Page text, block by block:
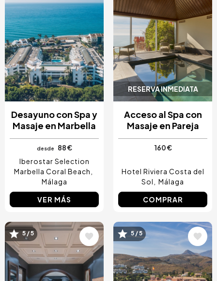
Desayuno con Spa y
Masaje en Marbella
desde
88 €
Iberostar Selection
Marbella Coral Beach
Málaga
VER MÁS
RESERVA INMEDIATA
Acceso al Spa con
Masaje en Pareja
160 €
Hotel Riviera Costa del
Sol
Málaga
COMPRAR
Image
5 / 5 Image
5 / 5